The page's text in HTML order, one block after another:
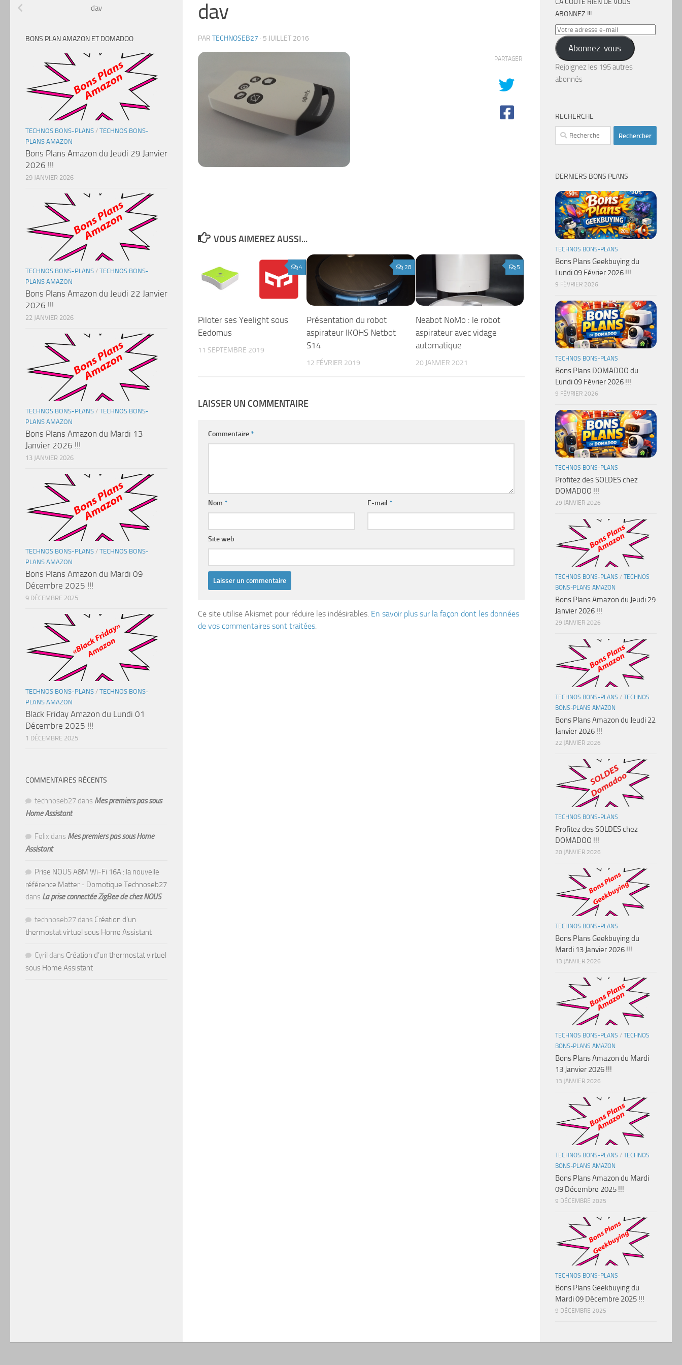
dav
PAR TECHNOSEB27 · 5 JUILLET 2016
PARTAGER
VOUS AIMEREZ AUSSI...
4
Piloter ses Yeelight sous
Eedomus
11 SEPTEMBRE 2019
28
Présentation du robot
aspirateur IKOHS Netbot
S14
12 FÉVRIER 2019
5
Neabot NoMo : le robot
aspirateur avec vidage
automatique
20 JANVIER 2021
LAISSER UN COMMENTAIRE
Commentaire*
Nom * E-mail*
Site web
Ce site utilise Akismet pour réduire les indésirables. En savoir plus sur la façon dont les données
de vos commentaires sont traitées
dav
BONS PLAN AMAZON ET DOMADOO
TECHNOS BONS-PLANS / TECHNOS BONS-
PLANS AMAZON
Bons Plans Amazon du Jeudi 29 Janvier
2026 !!!
29 JANVIER 2026
TECHNOS BONS-PLANS / TECHNOS BONS-
PLANS AMAZON
Bons Plans Amazon du Jeudi 22 Janvier
2026 !!!
22 JANVIER 2026
TECHNOS BONS-PLANS / TECHNOS BONS-
PLANS AMAZON
Bons Plans Amazon du Mardi 13
Janvier 2026 !!!
13 JANVIER 2026
TECHNOS BONS-PLANS / TECHNOS BONS-
PLANS AMAZON
Bons Plans Amazon du Mardi 09
Décembre 2025 !!!
9 DÉCEMBRE 2025
TECHNOS BONS-PLANS / TECHNOS BONS-
PLANS AMAZON
Black Friday Amazon du Lundi 01
Décembre 2025 !!!
1 DÉCEMBRE 2025
COMMENTAIRES RÉCENTS
technoseb27 dans Mes premiers pas sous
Home Assistant
Felix dans Mes premiers pas sous Home
Assistant
Prise NOUS A8M Wi-Fi 16A : la nouvelle
référence Matter - Domotique Technoseb27
dans La prise connectée ZigBee de chez NOUS
technoseb27 dans Création d’un
thermostat virtuel sous Home Assistant
Cyril dans Création d’un thermostat virtuel
sous Home Assistant
CA COÛTE RIEN DE VOUS
ABONNEZ !!!
Votre
adresse
e-
mail
Abonnez-vous
Rejoignez les 195 autres
abonnés
RECHERCHE
Rechercher :
DERNIERS BONS PLANS
TECHNOS BONS-PLANS
Bons Plans Geekbuying du
Lundi 09 Février 2026 !!!
9 FÉVRIER 2026
TECHNOS BONS-PLANS
Bons Plans DOMADOO du
Lundi 09 Février 2026 !!!
9 FÉVRIER 2026
TECHNOS BONS-PLANS
Profitez des SOLDES chez
DOMADOO !!!
29 JANVIER 2026
TECHNOS BONS-PLANS / TECHNOS
BONS-PLANS AMAZON
Bons Plans Amazon du Jeudi 29
Janvier 2026 !!!
29 JANVIER 2026
TECHNOS BONS-PLANS / TECHNOS
BONS-PLANS AMAZON
Bons Plans Amazon du Jeudi 22
Janvier 2026 !!!
22 JANVIER 2026
TECHNOS BONS-PLANS
Profitez des SOLDES chez
DOMADOO !!!
20 JANVIER 2026
TECHNOS BONS-PLANS
Bons Plans Geekbuying du
Mardi 13 Janvier 2026 !!!
13 JANVIER 2026
TECHNOS BONS-PLANS / TECHNOS
BONS-PLANS AMAZON
Bons Plans Amazon du Mardi
13 Janvier 2026 !!!
13 JANVIER 2026
TECHNOS BONS-PLANS / TECHNOS
BONS-PLANS AMAZON
Bons Plans Amazon du Mardi
09 Décembre 2025 !!!
9 DÉCEMBRE 2025
TECHNOS BONS-PLANS
Bons Plans Geekbuying du
Mardi 09 Décembre 2025 !!!
9 DÉCEMBRE 2025